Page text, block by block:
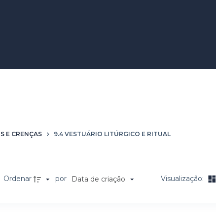
E CRENÇAS 9.4 VESTUÁRIO LITÚRGICO E RITUAL
Ordenar por Data de criação Visualização: